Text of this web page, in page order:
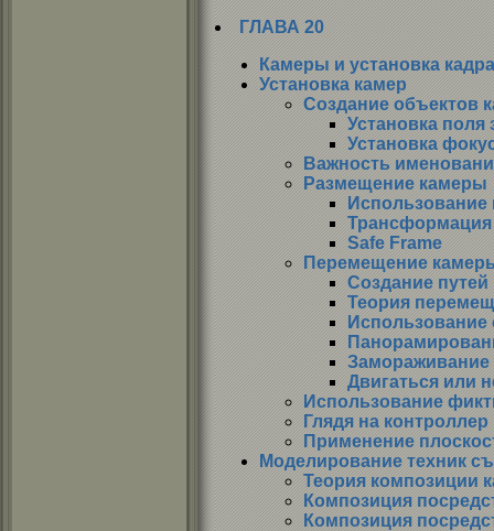
ГЛАВА 20
Камеры и установка кадра
Установка камер
Создание объектов
Установка поля
Установка
Важность
Размещение камеры
Трансформация
Safe Frame
Перемещение
Создание путей
Теория
Замораживание
Двигаться или
Использование
Глядя на
Применение
Моделирование техник
Теория композиции
Композиция
Композиция